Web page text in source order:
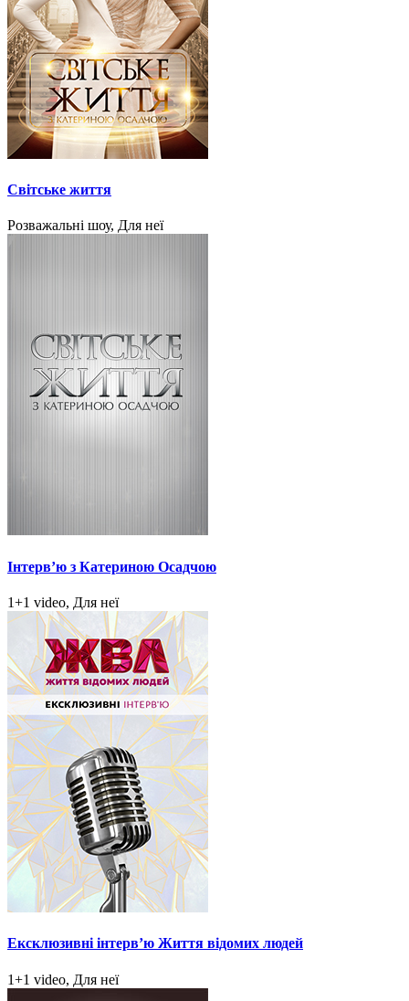
Світське життя
Розважальні шоу, Для неї
Інтерв’ю з Катериною Осадчою
1+1 video, Для неї
Ексклюзивні інтерв’ю Життя відомих людей
1+1 video, Для неї